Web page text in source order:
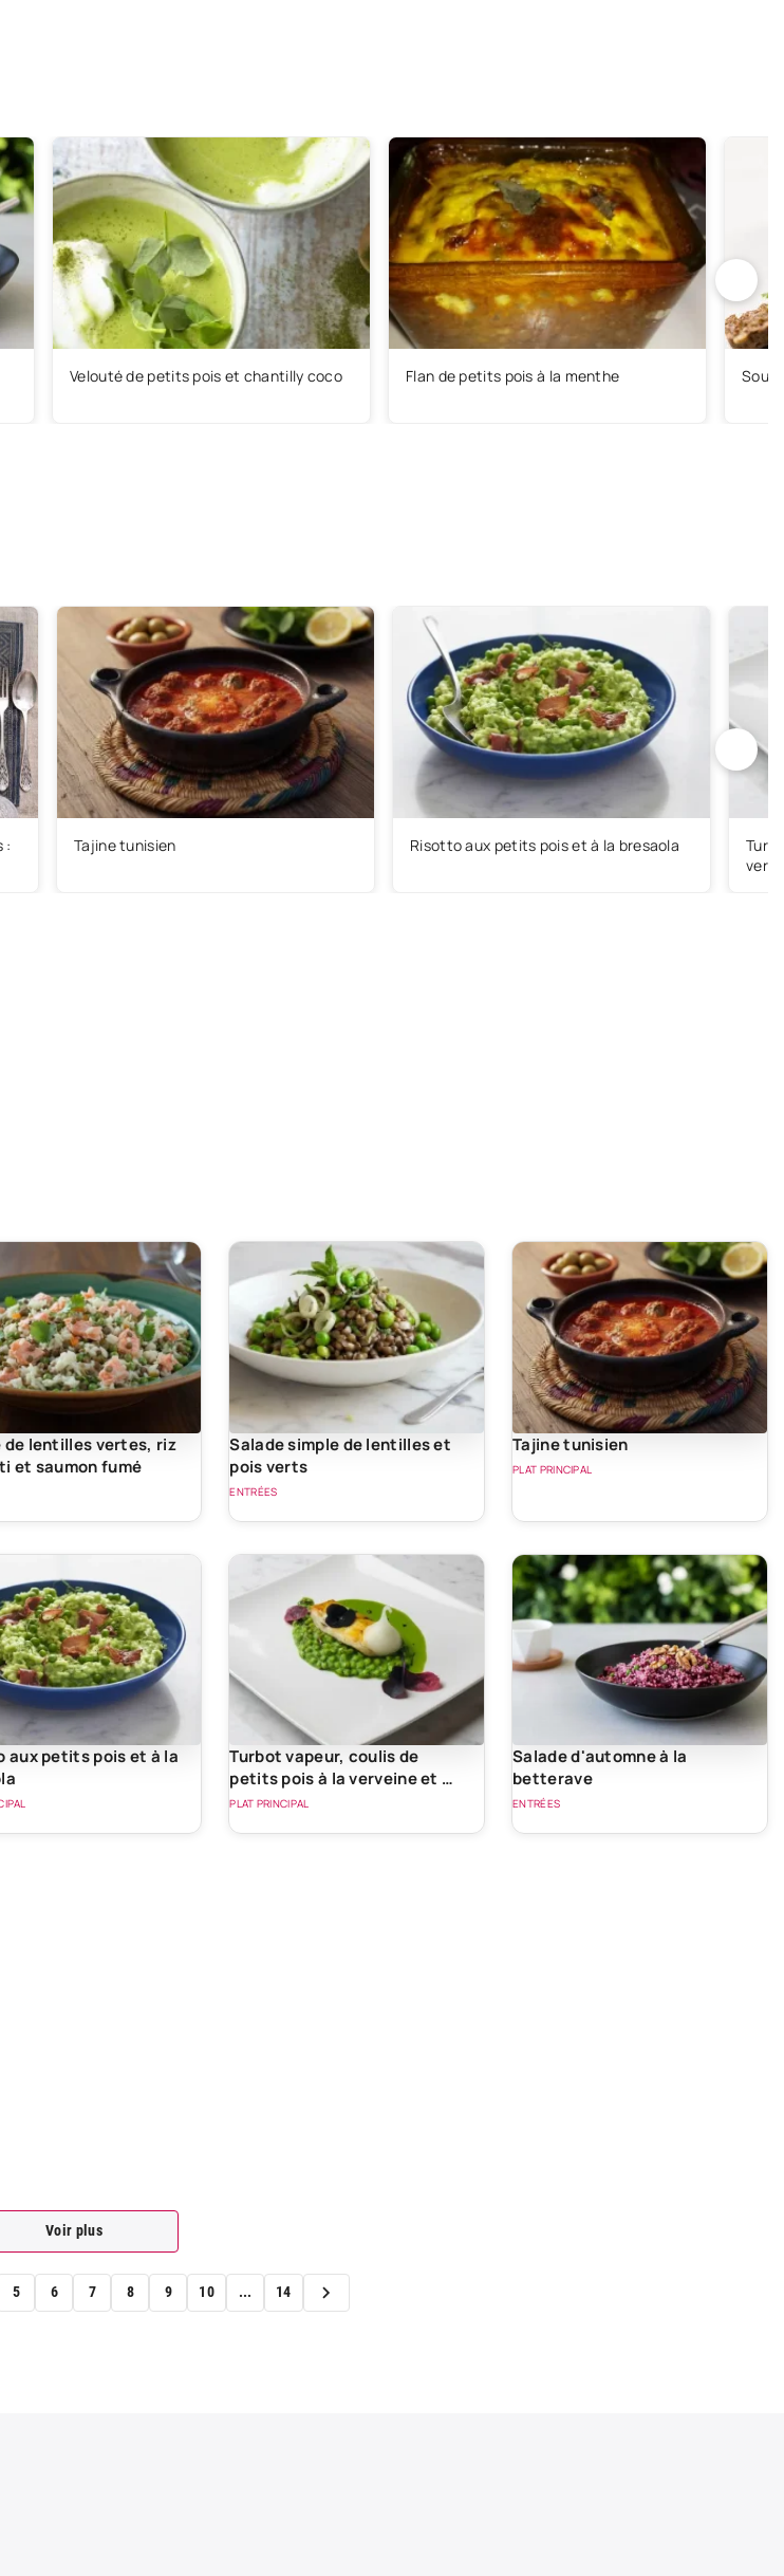
Velouté de petits pois et chantilly coco Flan de petits pois à la menthe
:
Tajine tunisien Risotto aux petits pois et à la bresaola
de lentilles vertes, riz
et saumon fumé
Salade simple de lentilles et
pois verts
ENTRÉES
Tajine tunisien
PLAT PRINCIPAL
aux petits pois et à la
Turbot vapeur, coulis de
petits pois à la verveine et au
wasabi
PLAT PRINCIPAL
Salade d'automne à la
betterave
ENTRÉES
Voir plus
5 6 7 8 9 10 ... 14